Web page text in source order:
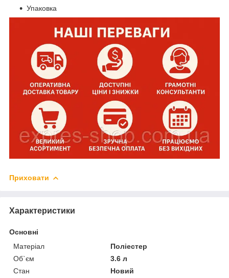
Упаковка
Приховати
Характеристики
Основні
Матеріал
Поліестер
Об`єм
3.6 л
Стан
Новий